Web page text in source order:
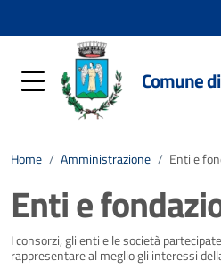
Comune
Home / Amministrazione / Enti e
Enti e
I consorzi, gli enti e le società
rappresentare al meglio gli interessi